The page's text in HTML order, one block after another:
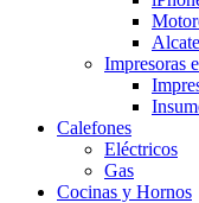
Impresoras
Calefones
Eléctricos
Gas
Cocinas y Hornos